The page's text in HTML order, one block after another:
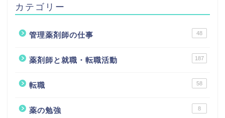
カテゴリー
管理薬剤師の仕事 48
薬剤師と就職・転職活動 187
転職 58
薬の勉強 8